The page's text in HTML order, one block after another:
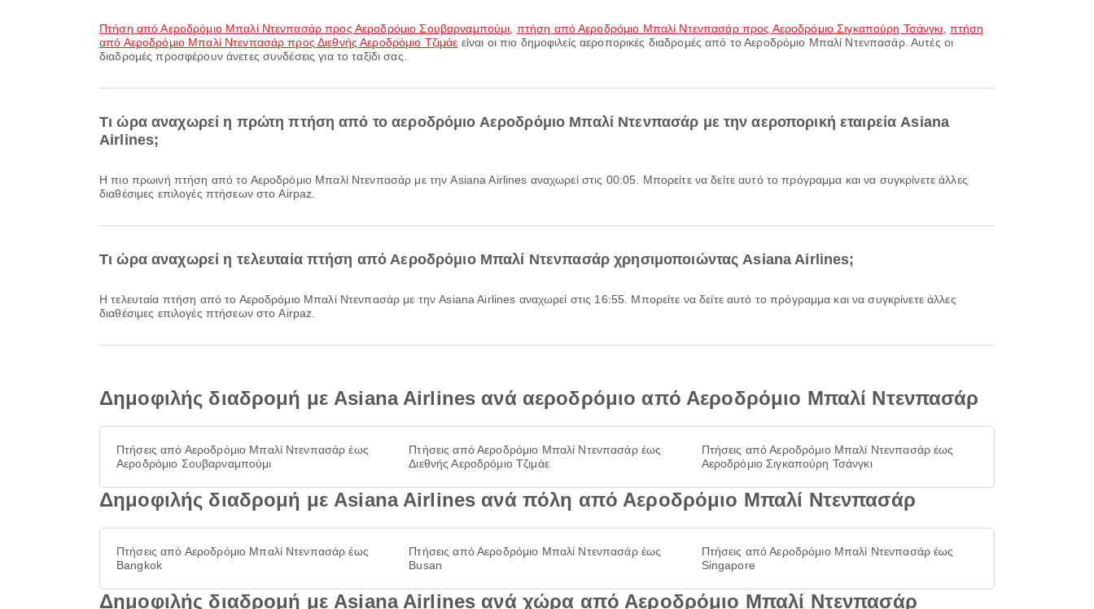
πτήση από Αεροδρόμιο Μπαλί Ντενπασάρ προς Αεροδρόμιο Σουβαρναμπούμι πτήση από Αεροδρόμιο Μπαλί Ντενπασάρ προς Αεροδρόμιο Σιγκαπούρη Τσάνγκι πτήση
από Αεροδρόμιο Μπαλί Ντενπασάρ προς Διεθνής Αεροδρόμιο Τζιμάε είναι οι πιο δημοφιλείς αεροπορικές διαδρομές από το Αεροδρόμιο Μπαλί Ντενπασάρ. Αυτές οι
διαδρομές προσφέρουν άνετες συνδέσεις για το ταξίδι σας.
Τι ώρα αναχωρεί η πρώτη πτήση από το αεροδρόμιο Αεροδρόμιο Μπαλί Ντενπασάρ με την αεροπορική εταιρεία Asiana
Airlines;
Η πιο πρωινή πτήση από το Αεροδρόμιο Μπαλί Ντενπασάρ με την Asiana Airlines αναχωρεί στις 00:05. Μπορείτε να δείτε αυτό το πρόγραμμα και να συγκρίνετε άλλες
διαθέσιμες επιλογές πτήσεων στο Airpaz.
Τι ώρα αναχωρεί η τελευταία πτήση από Αεροδρόμιο Μπαλί Ντενπασάρ χρησιμοποιώντας Asiana Airlines;
Η τελευταία πτήση από το Αεροδρόμιο Μπαλί Ντενπασάρ με την Asiana Airlines αναχωρεί στις 16:55. Μπορείτε να δείτε αυτό το πρόγραμμα και να συγκρίνετε άλλες
διαθέσιμες επιλογές πτήσεων στο Airpaz.
Δημοφιλής διαδρομή με Asiana Airlines ανά αεροδρόμιο από Αεροδρόμιο Μπαλί Ντενπασάρ
Πτήσεις από Αεροδρόμιο Μπαλί Ντενπασάρ έως
Αεροδρόμιο Σουβαρναμπούμι
Πτήσεις από Αεροδρόμιο Μπαλί Ντενπασάρ έως
Διεθνής Αεροδρόμιο Τζιμάε
Πτήσεις από Αεροδρόμιο Μπαλί Ντενπασάρ έως
Αεροδρόμιο Σιγκαπούρη Τσάνγκι
Δημοφιλής διαδρομή με Asiana Airlines ανά πόλη από Αεροδρόμιο Μπαλί Ντενπασάρ
Πτήσεις από Αεροδρόμιο Μπαλί Ντενπασάρ έως
Bangkok
Πτήσεις από Αεροδρόμιο Μπαλί Ντενπασάρ έως
Busan
Πτήσεις από Αεροδρόμιο Μπαλί Ντενπασάρ έως
Singapore
Δημοφιλής διαδρομή με Asiana Airlines ανά χώρα από Αεροδρόμιο Μπαλί Ντενπασάρ